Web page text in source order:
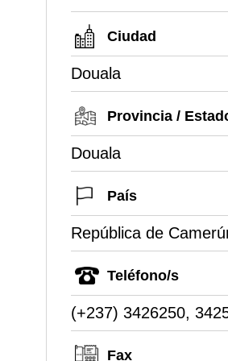
Ciudad
Douala
Provincia /
Douala
País
República de
Teléfono/s
(+237) 3426250,
Fax